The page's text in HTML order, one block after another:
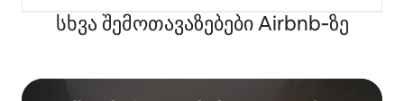
სხვა შემოთავაზებები Airbnb‑ზე